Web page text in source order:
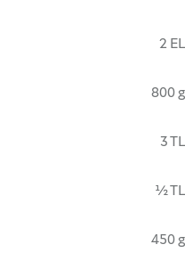
2 EL
800 g
3 TL
½ TL
450 g